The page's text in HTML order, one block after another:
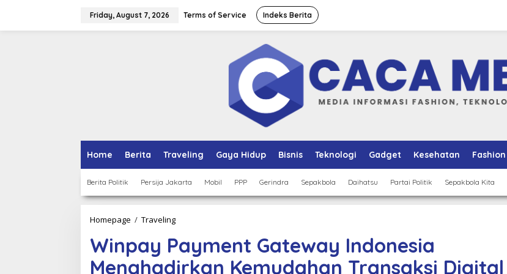
Friday, August 7, 2026 Terms of Service Indeks Berita
Home Berita Traveling Gaya Hidup Bisnis Teknologi Gadget Kesehatan Fashion
Berita Politik Persija Jakarta Mobil PPP Gerindra Sepakbola Daihatsu Partai Politik Sepakbola Kita
Homepage / TravelingWinpay
Gateway
Indonesia
Menghadirkan
Winpay Payment Gateway Indonesia
Menghadirkan Kemudahan Transaksi Digital